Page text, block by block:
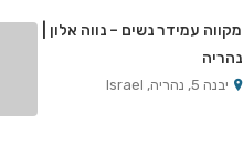
מקווה עמידר נשים – נווה אלון |
נהריה
יבנה 5, נהריה, Israel